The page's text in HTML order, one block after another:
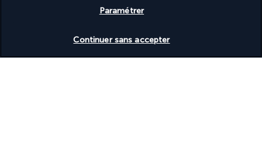
Paramétrer
Continuer sans accepter